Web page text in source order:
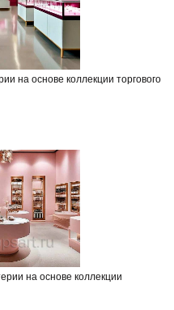
на основе коллекции торгового
на основе коллекции